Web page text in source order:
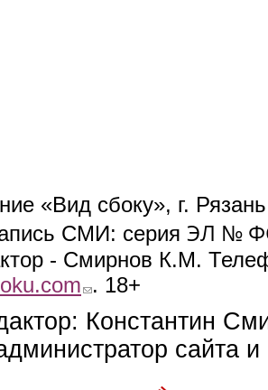
«Вид сбоку», г.
СМИ: серия ЭЛ №
- Смирнов К.М.
(link sends e-mail)
. 18+
Константин
сайта